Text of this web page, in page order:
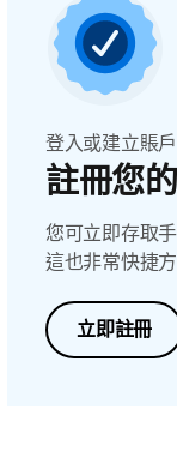
登入或建立賬戶
註冊您
您可立即存取
這也非常快捷方
立即註冊